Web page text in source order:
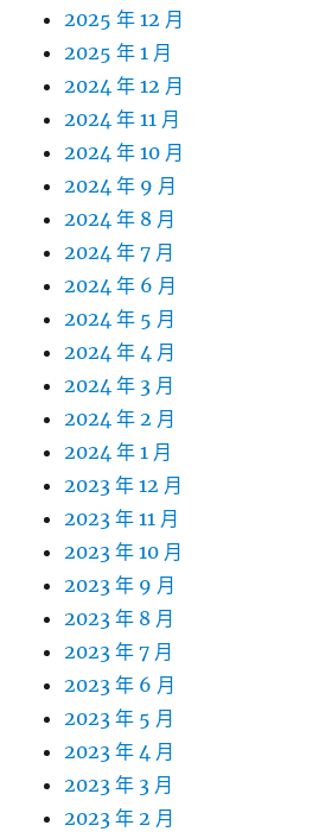
2025 年 12 月
2025 年 1 月
2024 年 12 月
2024 年 11 月
2024 年 10 月
2024 年 9 月
2024 年 8 月
2024 年 7 月
2024 年 6 月
2024 年 5 月
2024 年 4 月
2024 年 3 月
2024 年 2 月
2024 年 1 月
2023 年 12 月
2023 年 11 月
2023 年 10 月
2023 年 9 月
2023 年 8 月
2023 年 7 月
2023 年 6 月
2023 年 5 月
2023 年 4 月
2023 年 3 月
2023 年 2 月